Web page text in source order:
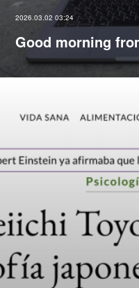
2026.03.02 03:24
Good morning